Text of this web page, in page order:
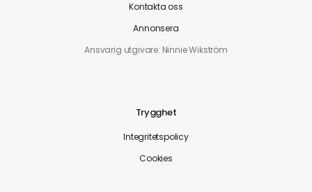
Kontakta oss
Annonsera
Ansvarig utgivare: Ninnie Wikström
Trygghet
Integritetspolicy
Cookies